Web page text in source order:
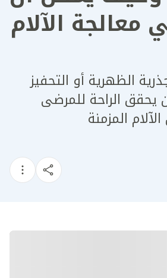
الآلام
الظهرية أو التحفيز
الراحة للمرضى
المزمنة